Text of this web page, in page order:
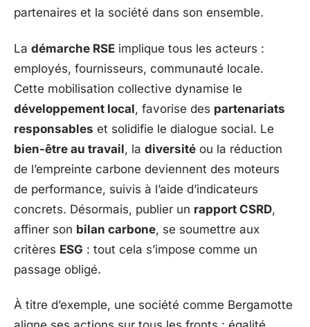
partenaires et la société dans son ensemble.
La démarche RSE implique tous les acteurs :
employés, fournisseurs, communauté locale.
Cette mobilisation collective dynamise le
développement local, favorise des partenariats
responsables et solidifie le dialogue social. Le
bien-être au travail, la diversité ou la réduction
de l’empreinte carbone deviennent des moteurs
de performance, suivis à l’aide d’indicateurs
concrets. Désormais, publier un rapport CSRD,
affiner son bilan carbone, se soumettre aux
critères ESG : tout cela s’impose comme un
passage obligé.
À titre d’exemple, une société comme Bergamotte